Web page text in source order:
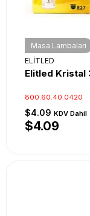
Masa Lambaları
ELİTLED
Elitled Kristal
800.60.40.0420
$4.09 KDV Dahil
$4.09